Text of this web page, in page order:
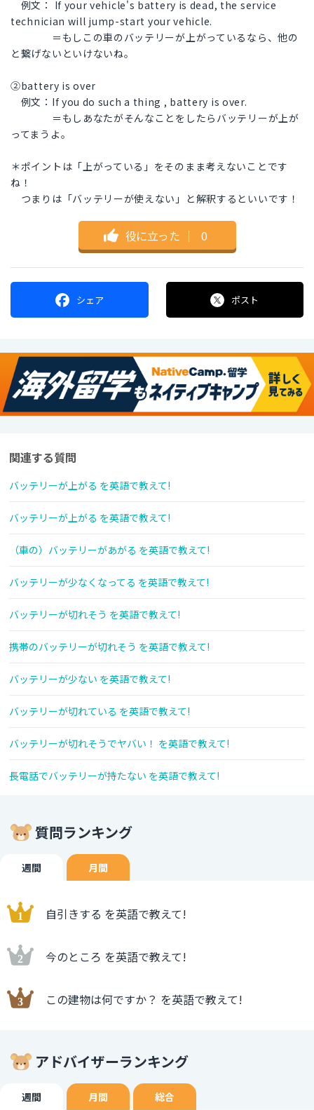
例文： If your vehicle's battery is dead, the service
technician will jump-start your vehicle.
＝もしこの車のバッテリーが上がっているなら、他の
と繋げないといけないね。
②battery is over
例文：If you do such a thing , battery is over.
＝もしあなたがそんなことをしたらバッテリーが上が
ってまうよ。
＊ポイントは「上がっている」をそのまま考えないことです
ね！
つまりは「バッテリーが使えない」と解釈するといいです！
役に立った ｜ 0
シェア ポスト
関連する質問
バッテリーが上がる を英語で教えて!
バッテリーが上がる を英語で教えて!
（車の）バッテリーがあがる を英語で教えて!
バッテリーが少なくなってる を英語で教えて!
バッテリーが切れそう を英語で教えて!
携帯のバッテリーが切れそう を英語で教えて!
バッテリーが少ない を英語で教えて!
バッテリーが切れている を英語で教えて!
バッテリーが切れそうでヤバい！ を英語で教えて!
長電話でバッテリーが持たない を英語で教えて!
質問ランキング
週間 月間
自引きする を英語で教えて!
今のところ を英語で教えて!
この建物は何ですか？ を英語で教えて!
アドバイザーランキング
週間 月間 総合